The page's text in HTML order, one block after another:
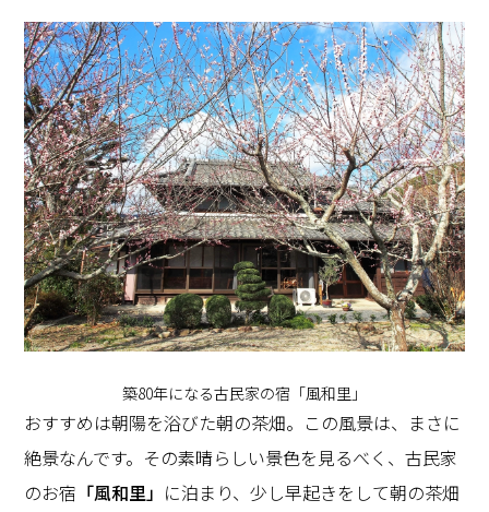
築80年になる古民家の宿「風和里」
おすすめは朝陽を浴びた朝の茶畑。この風景は、まさに
絶景なんです。その素晴らしい景色を見るべく、古民家
のお宿 「風和里」 に泊まり、少し早起きをして朝の茶畑